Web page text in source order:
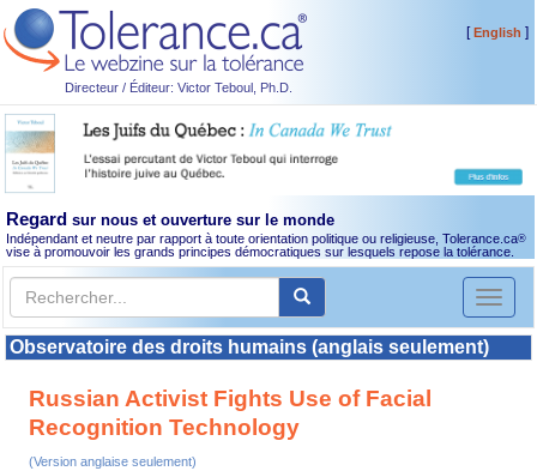
Directeur / Éditeur: Victor Teboul, Ph.D.
[English ]
Regard sur nous et ouverture sur le monde
Indépendant et neutre par rapport à toute orientation politique ou religieuse, Tolerance.ca®
vise à promouvoir les grands principes démocratiques sur lesquels repose la tolérance.
Toggle
Observatoire des droits humains (anglais seulement)
Russian Activist Fights Use of Facial
Recognition Technology
(Version anglaise seulement)